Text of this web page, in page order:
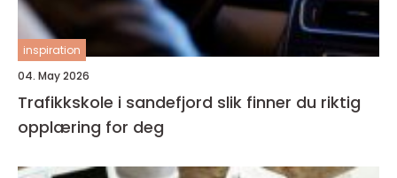
inspiration
04. May 2026
Trafikkskole i sandefjord slik finner du riktig
opplæring for deg